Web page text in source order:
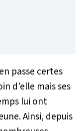
passe certes
d’elle mais ses
lui ont
Ainsi, depuis